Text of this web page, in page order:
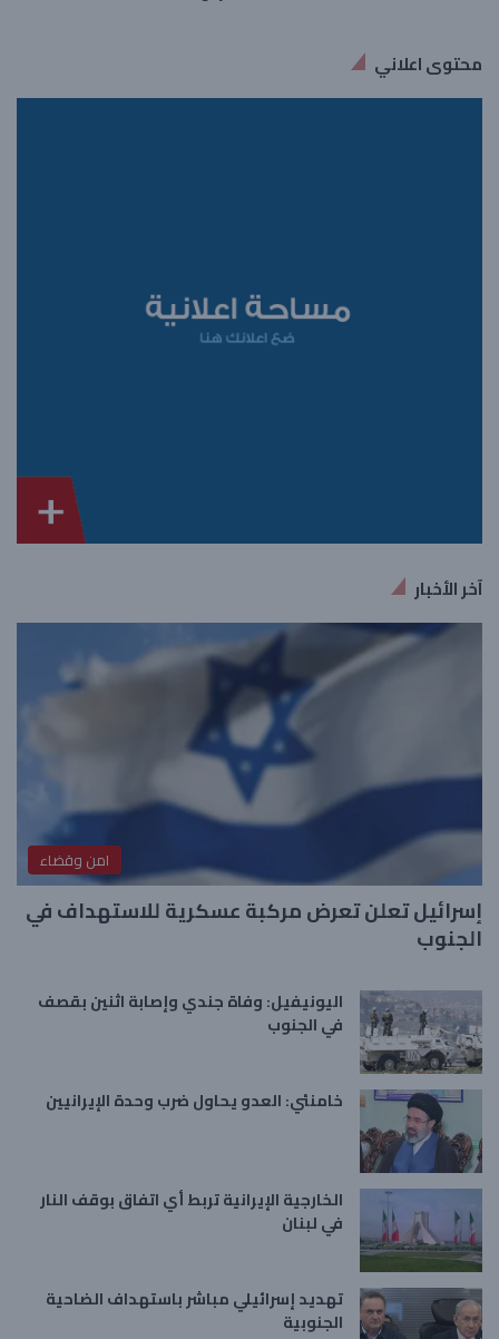
محتوى اعلاني
آخر الأخبار
امن وقضاء
إسرائيل تعلن تعرض مركبة عسكرية للاستهداف في
الجنوب
اليونيفيل: وفاة جندي وإصابة اثنين بقصف
في الجنوب
خامنئي: العدو يحاول ضرب وحدة الإيرانيين
الخارجية الإيرانية تربط أي اتفاق بوقف النار
في لبنان
تهديد إسرائيلي مباشر باستهداف الضاحية
الجنوبية